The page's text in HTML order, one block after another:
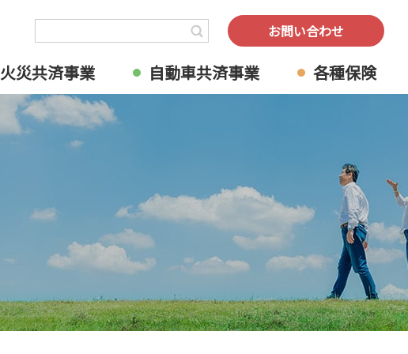
お問い合わせ
火災共済事業 自動車共済事業 各種保険